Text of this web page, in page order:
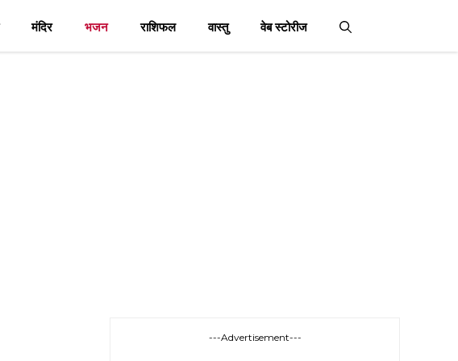
मंदिर भजन राशिफल वास्तु वेब स्टोरीज
---Advertisement---